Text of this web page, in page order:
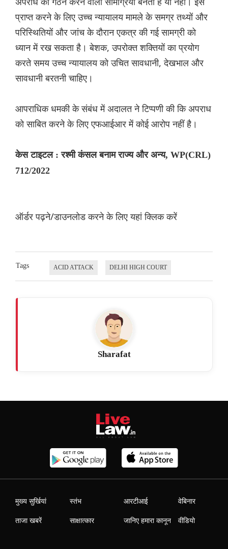
प्राप्त करने के लिए उच्च न्यायालय मामले के समग्र तथ्यों और
परिस्थितियों और जांच के दौरान एकत्र की गई सामग्री को
ध्यान में रख सकता है। बेशक, उपरोक्त शक्तियों का प्रयोग
करते समय उच्च न्यायालय को उचित सावधानी, देखभाल और
सावधानी बरतनी चाहिए।
आपराधिक धमकी के संबंध में अदालत ने टिप्पणी की कि अपराध
को साबित करने के लिए एफआईआर में कोई आरोप नहीं है।
केस टाइटल : रश्मी कंसल बनाम राज्य और अन्य, WP(CRL)
712/2022
ऑर्डर पढ़ने/डाउनलोड करने के लिए यहां क्लिक करें
Tags ACID ATTACK DELHI HIGH COURT
Sharafat
मुख्य सुर्खियां
ताजा खबरें
स्तंभ
साक्षात्कार
आरटीआई
जानिए हमारा कानून
वेबिनार
वीडियो